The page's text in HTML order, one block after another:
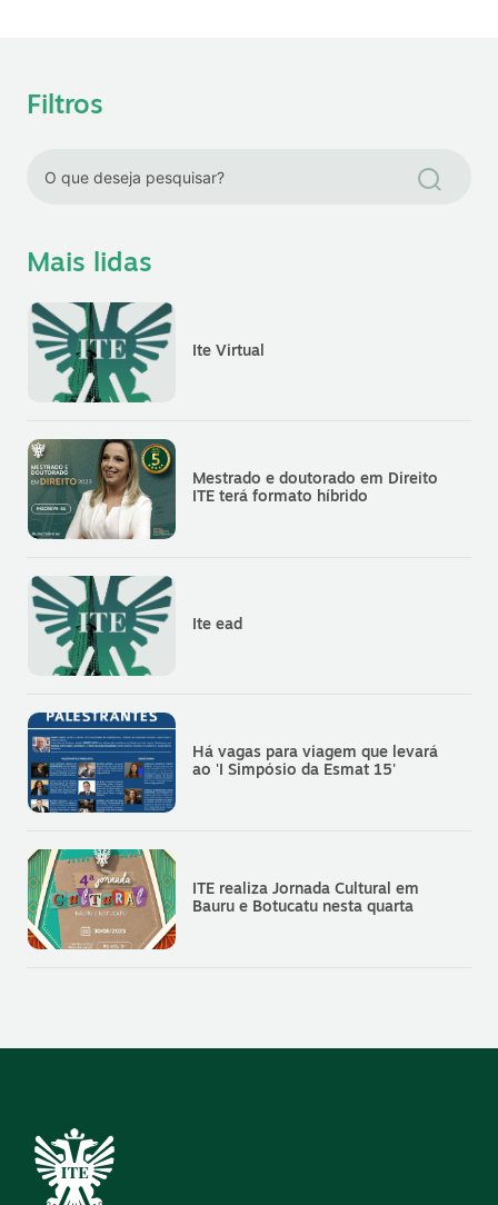
Filtros
Mais lidas
Ite Virtual
Mestrado e doutorado em Direito
ITE terá formato híbrido
Ite ead
Há vagas para viagem que levará
ao 'I Simpósio da Esmat 15'
ITE realiza Jornada Cultural em
Bauru e Botucatu nesta quarta